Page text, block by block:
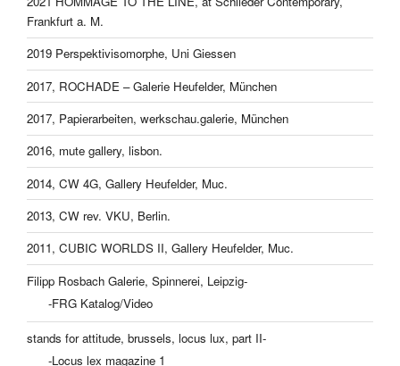
Frankfurt a. M.
2019 Perspektivisomorphe, Uni Giessen
2017, ROCHADE – Galerie Heufelder, München
2017, Papierarbeiten, werkschau.galerie, München
2016, mute gallery, lisbon.
2014, CW 4G, Gallery Heufelder, Muc.
2013, CW rev. VKU, Berlin.
2011, CUBIC WORLDS II, Gallery Heufelder, Muc.
Filipp Rosbach Galerie, Spinnerei, Leipzig-
-FRG Katalog/Video
stands for attitude, brussels, locus lux, part II-
-Locus lex magazine 1